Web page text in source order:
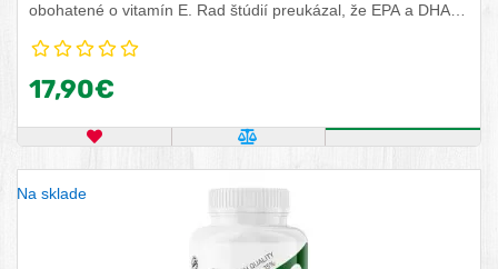
obohatené o vitamín E. Rad štúdií preukázal, že EPA a DHA
správnej funkcie mozgu. DHA prispieva k udržaniu dobrého
zraku. Priaznivý účinok sa dosiahne pri dennom príjme 250
17,90€
OBĽÚBENÝ PRODUKTPOROVNAŤ PRODUKTKÚPIŤ
Na sklade